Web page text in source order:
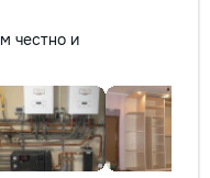
честно и